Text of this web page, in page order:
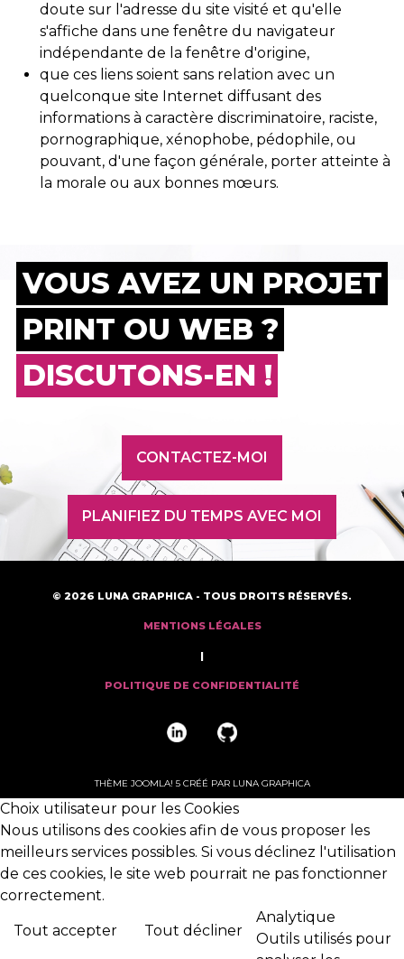
doute sur l'adresse du site visité et qu'elle
s'affiche dans une fenêtre du navigateur
indépendante de la fenêtre d'origine,
que ces liens soient sans relation avec un
quelconque site Internet diffusant des
informations à caractère discriminatoire, raciste,
pornographique, xénophobe, pédophile, ou
pouvant, d'une façon générale, porter atteinte à
la morale ou aux bonnes mœurs.
VOUS AVEZ UN PROJET
PRINT OU WEB ?
DISCUTONS-EN !
CONTACTEZ-MOI
PLANIFIEZ DU TEMPS AVEC MOI
© 2026 LUNA GRAPHICA - TOUS DROITS RÉSERVÉS.
MENTIONS LÉGALES
|
POLITIQUE DE CONFIDENTIALITÉ
THÈME JOOMLA! 5 CRÉÉ PAR LUNA GRAPHICA
Choix utilisateur pour les Cookies
Nous utilisons des cookies afin de vous proposer les
meilleurs services possibles. Si vous déclinez l'utilisation
de ces cookies, le site web pourrait ne pas fonctionner
correctement.
Tout accepter Tout décliner
Analytique
Outils utilisés pour